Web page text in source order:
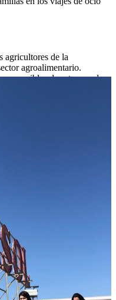
agricultores de la
agroalimentario.
posibles de estas ayudas
económico del agricultor
explotaciones agrícolas.
parte de Vicasol la ayuda al
realiza la inversión.